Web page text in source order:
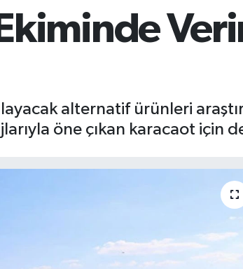
alternatif ürünleri
öne çıkan karacaot için